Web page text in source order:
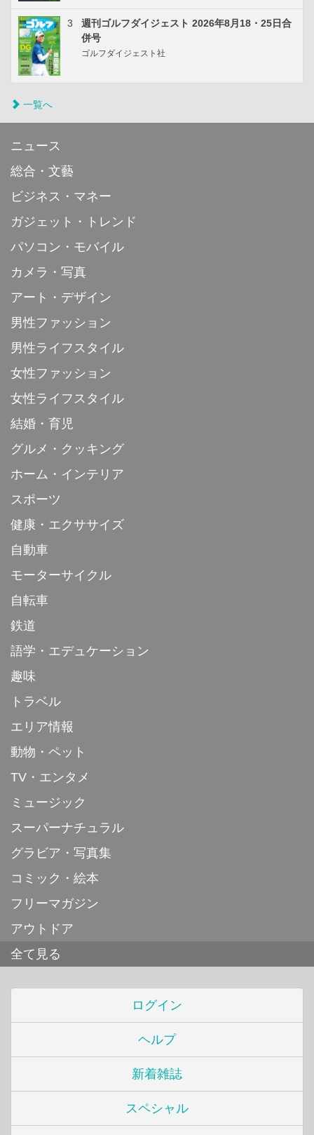
3
週刊ゴルフダイジェスト 2026年8月18・25日合
併号
ゴルフダイジェスト社
一覧へ
ニュース
総合・文藝
ビジネス・マネー
ガジェット・トレンド
パソコン・モバイル
カメラ・写真
アート・デザイン
男性ファッション
男性ライフスタイル
女性ファッション
女性ライフスタイル
結婚・育児
グルメ・クッキング
ホーム・インテリア
スポーツ
健康・エクササイズ
自動車
モーターサイクル
自転車
鉄道
語学・エデュケーション
趣味
トラベル
エリア情報
動物・ペット
TV・エンタメ
ミュージック
スーパーナチュラル
グラビア・写真集
コミック・絵本
フリーマガジン
アウトドア
全て見る
ログイン
ヘルプ
新着雑誌
スペシャル